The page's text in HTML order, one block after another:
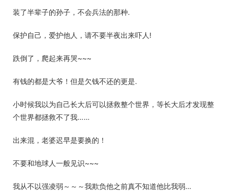
装了半辈子的孙子，不会兵法的那种.
保护自己，爱护他人，请不要半夜出来吓人!
跌倒了，爬起来再哭~~~
有钱的都是大爷！但是欠钱不还的更是.
小时候我以为自己长大后可以拯救整个世界，等长大后才发现整
个世界都拯救不了我……
出来混，老婆迟早是要换的！
不要和地球人一般见识~~~
我从不以强凌弱～～～我欺负他之前真不知道他比我弱…